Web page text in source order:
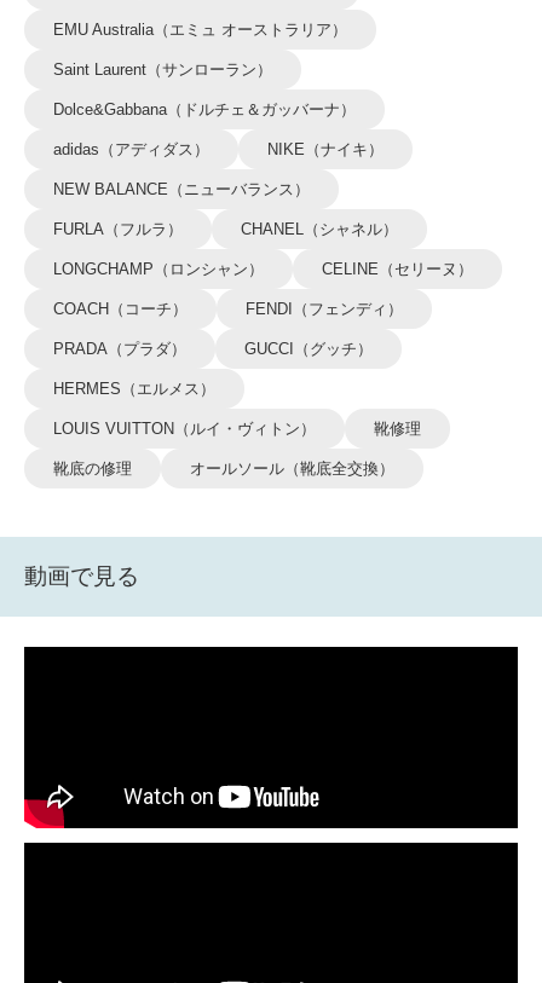
EMU Australia（エミュ オーストラリア）
Saint Laurent（サンローラン）
Dolce&Gabbana（ドルチェ＆ガッバーナ）
adidas（アディダス） NIKE（ナイキ）
NEW BALANCE（ニューバランス）
FURLA（フルラ） CHANEL（シャネル）
LONGCHAMP（ロンシャン） CELINE（セリーヌ）
COACH（コーチ） FENDI（フェンディ）
PRADA（プラダ） GUCCI（グッチ）
HERMES（エルメス）
LOUIS VUITTON（ルイ・ヴィトン） 靴修理
靴底の修理 オールソール（靴底全交換）
動画で見る